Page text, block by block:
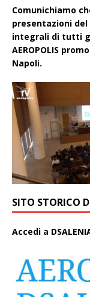
Comunichiamo
presentazioni
integrali di tutti
AEROPOLIS
Napoli.
SITO STORICO
Accedi a